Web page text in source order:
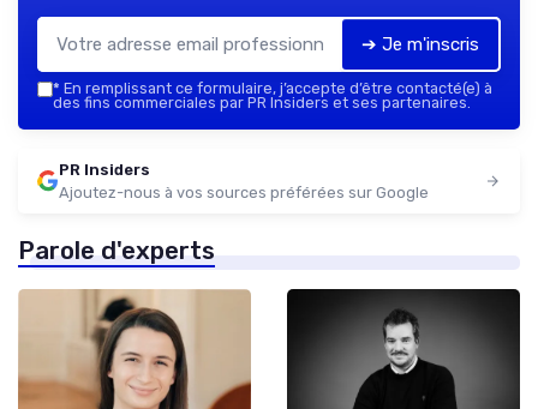
➔ Je m'inscris
* En remplissant ce formulaire, j’accepte d’être contacté(e) à
des fins commerciales par PR Insiders et ses partenaires.
PR Insiders
Ajoutez-nous à vos sources préférées sur Google
Parole d'experts